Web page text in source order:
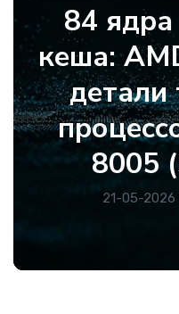
84
кеша:
детали
8005
21-05-2026